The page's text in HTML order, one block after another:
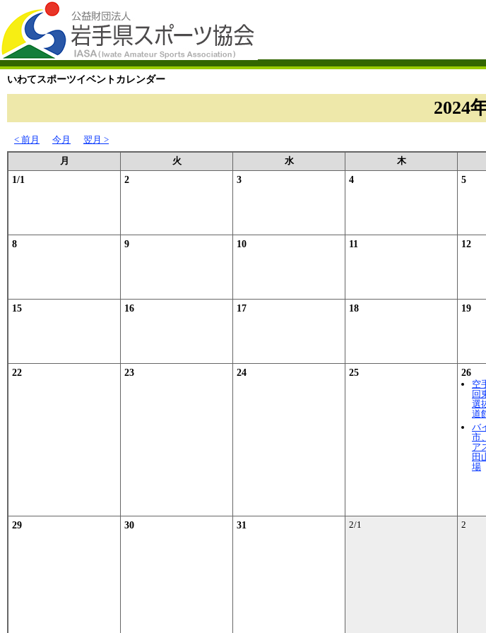
いわてスポーツイベントカレンダー
2024
< 前月 今月 翌月 >
月
火 水 木
1/1
2 3 4 5
8 9 10 11 12
15 16 17 18 19
22 23 24 25 26
空
回
選
道
バ
市
ア
田
場
29 30 31 2/1 2